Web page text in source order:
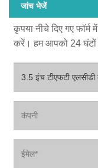
जांच भेजें
कृपया नीचे दिए गए
करें। हम आपको 24 घंटों